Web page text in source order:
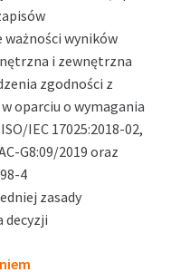
wyników
i zewnętrzna
zgodności z
oparciu o wymagania
IEC 17025:2018-02,
G8:09/2019 oraz
4
zasady
decyzji